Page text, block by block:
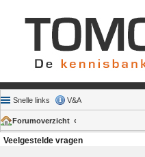
Snelle links V&A
Forumoverzicht
Veelgestelde vragen